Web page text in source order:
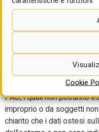
Cookie
tutto per conseguire
tempi preventivati) il bene
causa del contratto della
Il parere del Consiglio di
fare una ulteriore
anche per “rassicurare”
PAD, i quali non potranno
improprio o da soggetti
chiarito che i dati ostesi